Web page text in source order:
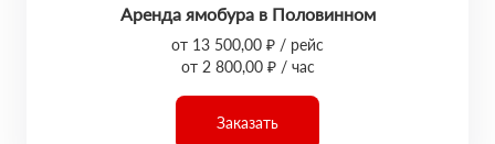
Аренда ямобура в Половинном
от 13 500,00 ₽ / рейс
от 2 800,00 ₽ / час
Заказать